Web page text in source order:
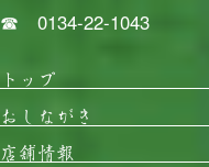
☎ 0134-22-1043
トップ
おしながき
店舗情報